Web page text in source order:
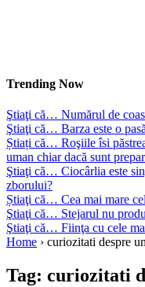
Trending Now
Ştiaţi că… Numărul de
Ştiaţi că… Barza este o
Știați că… Roşiile îsi
uman chiar dacă sunt
Ştiaţi că… Ciocârlia este
zborului?
Știaţi că… Cea mai mare
Ştiaţi că… Stejarul nu
Ştiaţi că… Fiinţa cu cele
Home › curiozitati despre
Tag: curiozitati